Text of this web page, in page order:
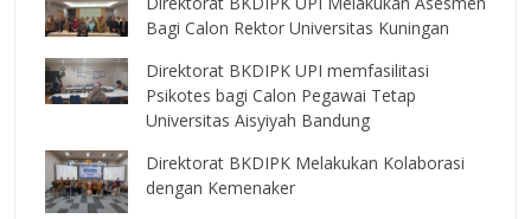
Bagi Calon Rektor Universitas Kuningan
Direktorat BKDIPK UPI memfasilitasi
Psikotes bagi Calon Pegawai Tetap
Universitas Aisyiyah Bandung
Direktorat BKDIPK Melakukan Kolaborasi
dengan Kemenaker